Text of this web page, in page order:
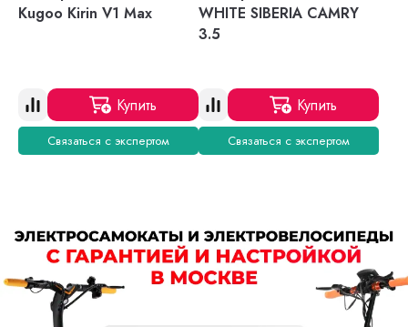
Kugoo Kirin V1 Max
Купить
Связаться с экспертом
WHITE SIBERIA CAMRY
3.5
Купить
Связаться с экспертом